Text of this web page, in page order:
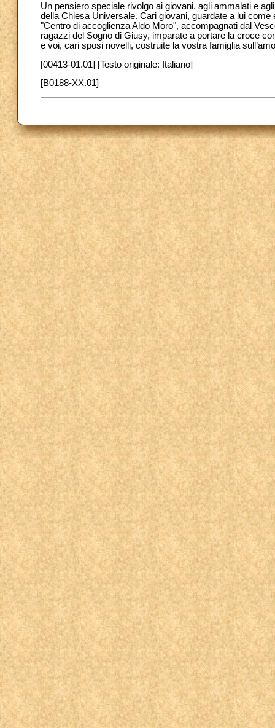
Un pensiero speciale rivolgo ai giovani, agli ammalati e
della Chiesa Universale. Cari giovani, guardate a lui
"Centro di accoglienza Aldo Moro", accompagnati dal
ragazzi del Sogno di Giusy, imparate a portare la croce
e voi, cari sposi novelli, costruite la vostra famiglia
[00413-01.01] [Testo originale: Italiano]
[B0188-XX.01]